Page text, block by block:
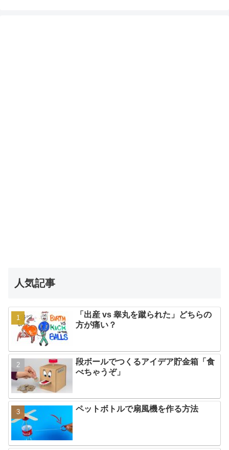
人気記事
「出産 vs 睾丸を蹴られた」どちらの
方が痛い？
段ボールでつくるアイデア貯金箱「食
べちゃうぞ」
ペットボトルで扇風機を作る方法